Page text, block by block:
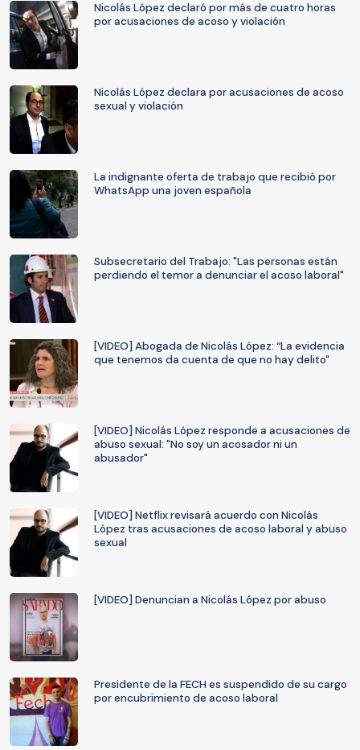
Nicolás López declaró por más de cuatro horas
por acusaciones de acoso y violación
Nicolás López declara por acusaciones de acoso
sexual y violación
La indignante oferta de trabajo que recibió por
WhatsApp una joven española
Subsecretario del Trabajo: "Las personas están
perdiendo el temor a denunciar el acoso laboral"
[VIDEO] Abogada de Nicolás López: “La evidencia
que tenemos da cuenta de que no hay delito"
[VIDEO] Nicolás López responde a acusaciones de
abuso sexual: "No soy un acosador ni un
abusador"
[VIDEO] Netflix revisará acuerdo con Nicolás
López tras acusaciones de acoso laboral y abuso
sexual
[VIDEO] Denuncian a Nicolás López por abuso
Presidente de la FECH es suspendido de su cargo
por encubrimiento de acoso laboral